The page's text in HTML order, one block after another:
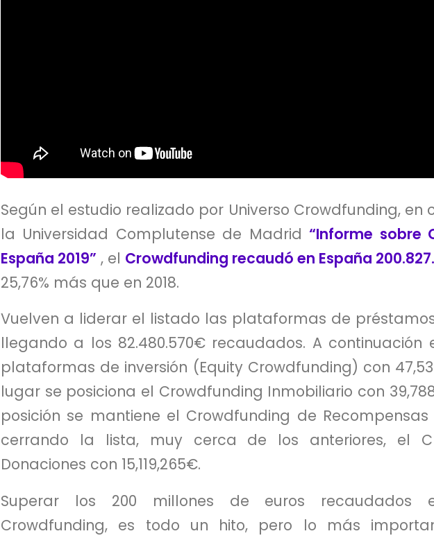
Según el estudio realizado por Universo Crowdfunding, en
la Universidad Complutense de Madrid“Informe sobre
España 2019” , el Crowdfunding recaudó en España
25,76% más que en 2018.
Vuelven a liderar el listado las plataformas de
llegando a los 82.480.570€ recaudados. A continuación
plataformas de inversión (Equity Crowdfunding) con
lugar se posiciona el Crowdfunding Inmobiliario con
posición se mantiene el Crowdfunding de Recompensas
cerrando la lista, muy cerca de los anteriores, el
Donaciones con 15,119,265€.
Superar los 200 millones de euros recaudados
Crowdfunding, es todo un hito, pero lo más